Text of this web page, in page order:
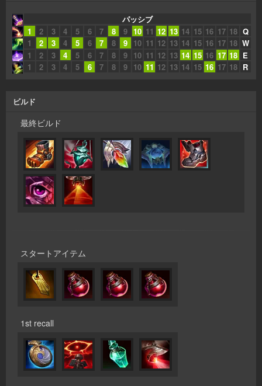
パッシブ
1
2 3 4 5 6 7 8 9 10 11 12 13 14 15 16 17 18 Q
1
2 3 4 5 6 7 8 9 10 11 12 13 14 15 16 17 18 W
1
2 3 4 5 6 7 8 9 10 11 12 13 14 15 16 17 18 E
1
2 3 4 5 6 7 8 9 10 11 12 13 14 15 16 17 18 R
ビルド
最終ビルド
スタートアイテム
1st recall